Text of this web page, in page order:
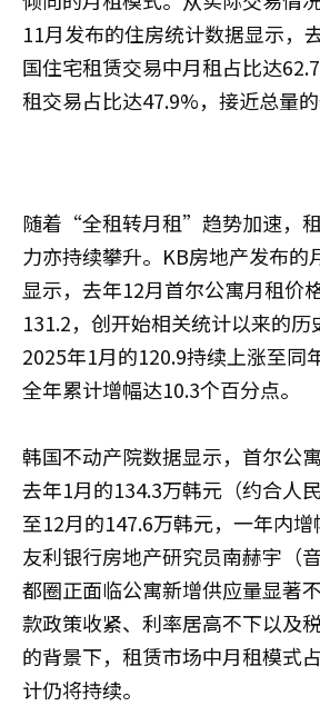
11月发布的住房统计数据显示，
国住宅租赁交易中月租占比达
租交易占比达47.9%，接近总量的
随着“全租转月租”趋势加速，
力亦持续攀升。KB房地产发布的
显示，去年12月首尔公寓月租价
131.2，创开始相关统计以来的历
2025年1月的120.9持续上涨至同
全年累计增幅达10.3个百分点。
韩国不动产院数据显示，首尔公
去年1月的134.3万韩元（约合人
至12月的147.6万韩元，一年内增
友利银行房地产研究员南赫宇（
都圈正面临公寓新增供应量显著
款政策收紧、利率居高不下以及
的背景下，租赁市场中月租模式
计仍将持续。